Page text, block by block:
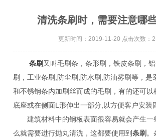
清洗条刷时，需要注意哪
更新时间：2019-11-20 点击次数：
条刷 又叫毛刷条，条形刷，铁皮条刷，
刷，工业条刷,防尘刷,防水刷,防油雾刷等，是
和不锈钢条内加刷丝而成的毛刷，有的还可以
底座或在侧面L形伸出一部分,以方便客户安装
建筑材料中的钢板表面很容易就会产生一
么就需要进行抛丸清洗，这都要使用到条刷。